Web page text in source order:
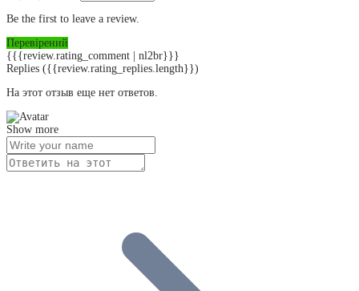
Be the first to leave a review.
Перевірений
{{{review.rating_comment | nl2br}}}
Replies ({{review.rating_replies.length}})
На этот отзыв еще нет ответов.
Show more